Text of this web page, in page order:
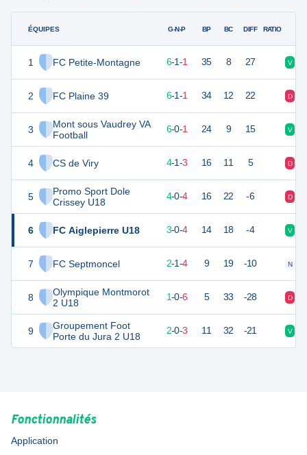
ÉQUIPES
1 FC Petite-Montagne
2 FC Plaine 39
3
Mont sous Vaudrey VA
Football
4 CS de Viry
5
Promo Sport Dole
Crissey U18
6 FC Aiglepierre U18
7 FC Septmoncel
8
Olympique Montmorot
2 U18
9
Groupement Foot
Porte du Jura 2 U18
G-N-P BP BC DIFF RATIO
19 6-1-1 35 8 27 V
6-1-1 34 12 22 D
17 8 6-0-1 24 9 15 V
4-1-3 16 11 5 D
12 4-0-4 16 22 -6 D
8 3-0-4 14 18 -4 V
2-1-4 9 19 -10 N
2 8 1-0-6 5 33 -28 D
3 2-0-3 11 32 -21 V
Fonctionnalités
Application